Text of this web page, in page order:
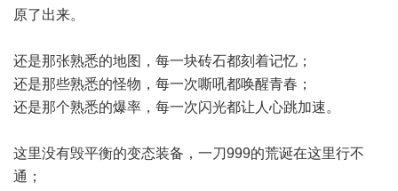
原了出来。
还是那张熟悉的地图，每一块砖石都刻着记忆；
还是那些熟悉的怪物，每一次嘶吼都唤醒青春；
还是那个熟悉的爆率，每一次闪光都让人心跳加速。
这里没有毁平衡的变态装备，一刀999的荒诞在这里行不
通；